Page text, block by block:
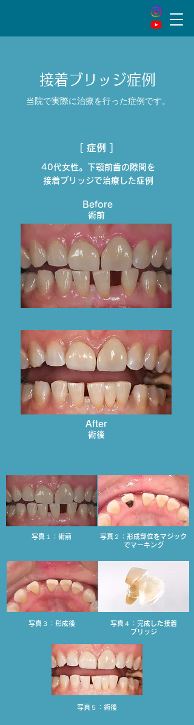
接着ブリッジ症例
当院で実際に治療を行った症例です。
[ 症例 ]
40代女性。下顎前歯の隙間を
接着ブリッジで治療した症例
Before
術前
After
術後
写真１：術前
写真２：形成部位をマジック
でマーキング
写真３：形成後
写真４：完成した接着
ブリッジ
写真５：術後